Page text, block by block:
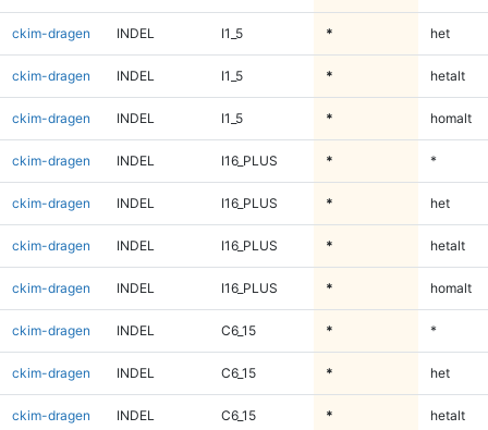
ckim-dragen INDEL I1_5 * het
ckim-dragen INDEL I1_5 * hetalt
ckim-dragen INDEL I1_5 * homalt
ckim-dragen INDEL I16_PLUS * *
ckim-dragen INDEL I16_PLUS * het
ckim-dragen INDEL I16_PLUS * hetalt
ckim-dragen INDEL I16_PLUS * homalt
ckim-dragen INDEL C6_15 * *
ckim-dragen INDEL C6_15 * het
ckim-dragen INDEL C6_15 * hetalt